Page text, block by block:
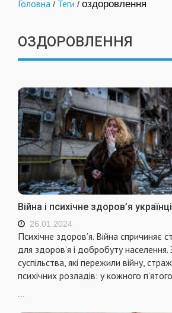
Головна / Теги / оздоровлення
ОЗДОРОВЛЕННЯ
Війна і психічне здоров’я
26.01.2024
Психічне здоров’я. Війна спричиняє
для здоров’я і добробуту
суспільства, які пережили війну,
психічних розладів: у кожного п’ятого
...